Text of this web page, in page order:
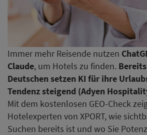
Immer mehr Reisende nutzen
Claude, um Hotels zu finden.
Deutschen setzen KI für ihre
Tendenz steigend (Adyen
Mit dem kostenlosen GEO-Check
Hotelexperten von XPORT, wie
Suchen bereits ist und wo Sie